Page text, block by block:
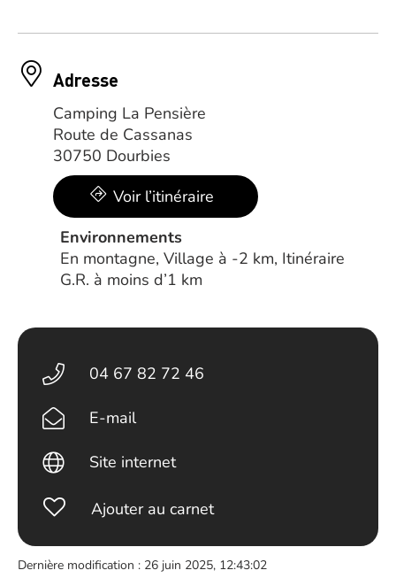
Adresse
Camping La Pensière
Route de Cassanas
30750 Dourbies
Voir l’itinéraire
Environnements
En montagne, Village à -2 km, Itinéraire
G.R. à moins d’1 km
04 67 82 72 46
E-mail
Site internet
Ajouter au carnet
Dernière modification : 26 juin 2025, 12:43:02